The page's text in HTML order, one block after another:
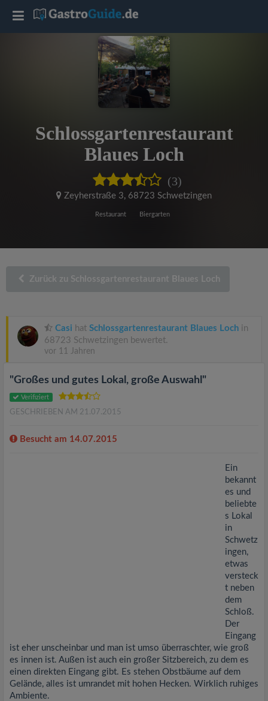
Schlossgartenrestaurant
Blaues Loch
(3)
Zeyherstraße 3, 68723 Schwetzingen
Restaurant Biergarten
Zurück zu Schlossgartenrestaurant Blaues Loch
Casi hat Schlossgartenrestaurant Blaues Loch in
68723 Schwetzingen bewertet.
vor 11 Jahren
"Großes und gutes Lokal, große Auswahl"
Verifiziert
GESCHRIEBEN AM 21.07.2015
Besucht am 14.07.2015
Ein
bekannt
es und
beliebte
s Lokal
in
Schwetz
ingen,
etwas
versteck
t neben
dem
Schloß.
Der
Eingang
ist eher unscheinbar und man ist umso überraschter, wie groß
es innen ist. Außen ist auch ein großer Sitzbereich, zu dem es
einen direkten Eingang gibt. Es stehen Obstbäume auf dem
Gelände, alles ist umrandet mit hohen Hecken. Wirklich ruhiges
Ambiente.
T
g
t